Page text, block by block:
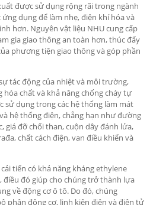
được sử dụng rộng rãi trong ngành
dụng để làm nhẹ, điện khí hóa và
hơn. Nguyên vật liệu NHU cung cấp
gia giao thông an toàn hơn, thúc đẩy
phương tiện giao thông và góp phần
tác động của nhiệt và môi trường,
hóa chất và khả năng chống cháy tự
sử dụng trong các hệ thống làm mát
hệ thống điện, chẳng hạn như đường
giá đỡ chổi than, cuộn dây đánh lửa,
chất cách điện, van điều khiển và
tiến có khả năng kháng ethylene
điều đó giúp cho chúng trở thành lựa
về động cơ ô tô. Do đó, chúng
phận động cơ, linh kiện điện và điện tử